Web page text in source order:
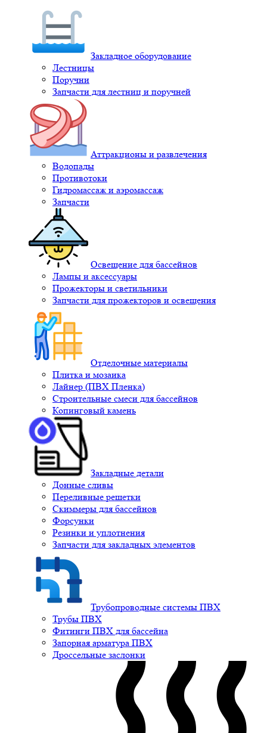
Закладное оборудование
Лестницы
Поручни
Запчасти для лестниц и поручней
Аттракционы и развлечения
Водопады
Противотоки
Гидромассаж и аэромассаж
Запчасти
Освещение для бассейнов
Лампы и аксессуары
Прожекторы и светильники
Запчасти для прожекторов и освещения
Отделочные материалы
Плитка и мозаика
Лайнер (ПВХ Пленка)
Строительные смеси для бассейнов
Копинговый камень
Закладные детали
Донные сливы
Переливные решетки
Скиммеры для бассейнов
Форсунки
Резинки и уплотнения
Запчасти для закладных элементов
Трубопроводные системы ПВХ
Трубы ПВХ
Фитинги ПВХ для бассейна
Запорная арматура ПВХ
Дроссельные заслонки